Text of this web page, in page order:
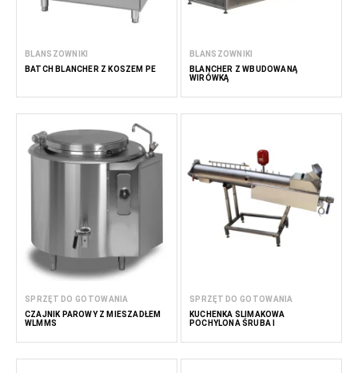
BLANSZOWNIKI
BATCH BLANCHER Z KOSZEM PE
BLANSZOWNIKI
BLANCHER Z WBUDOWANĄ
WIRÓWKĄ
SPRZĘT DO GOTOWANIA
CZAJNIK PAROWY Z MIESZADŁEM
WLMMS
SPRZĘT DO GOTOWANIA
KUCHENKA ŚLIMAKOWA
POCHYLONA ŚRUBA I